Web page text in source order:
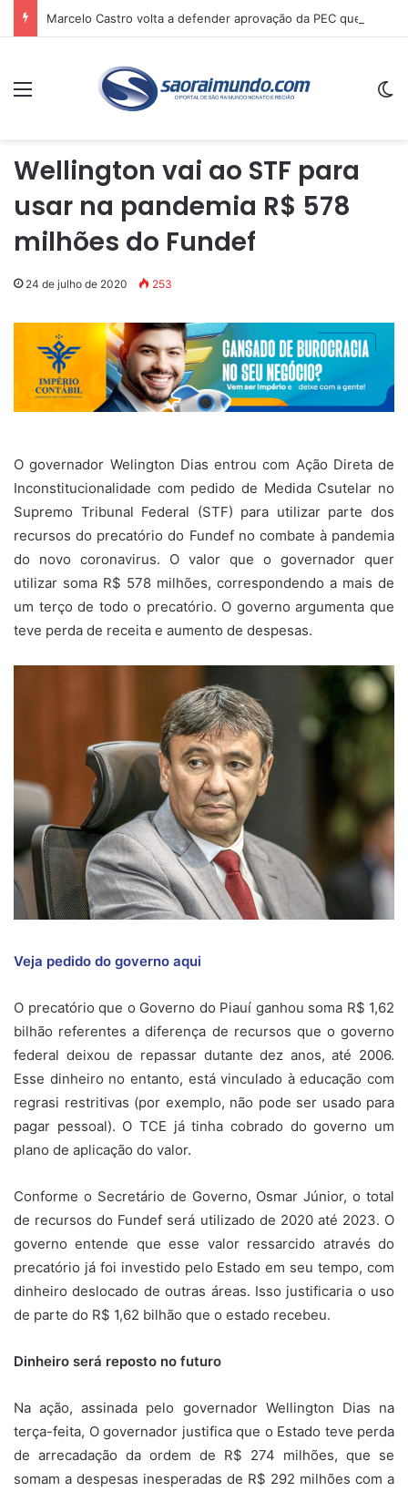
Menu
Wellington vai ao STF para
usar na pandemia R$ 578
milhões do Fundef
24 de julho de 2020 253
O governador Welington Dias entrou com Ação Direta de
Inconstitucionalidade com pedido de Medida Csutelar no
Supremo Tribunal Federal (STF) para utilizar parte dos
recursos do precatório do Fundef no combate à pandemia
do novo coronavirus. O valor que o governador quer
utilizar soma R$ 578 milhões, correspondendo a mais de
um terço de todo o precatório. O governo argumenta que
teve perda de receita e aumento de despesas.
Veja pedido do governo aqui
O precatório que o Governo do Piauí ganhou soma R$ 1,62
bilhão referentes a diferença de recursos que o governo
federal deixou de repassar dutante dez anos, até 2006.
Esse dinheiro no entanto, está vinculado à educação com
regrasi restritivas (por exemplo, não pode ser usado para
pagar pessoal). O TCE já tinha cobrado do governo um
plano de aplicação do valor.
Conforme o Secretário de Governo, Osmar Júnior, o total
de recursos do Fundef será utilizado de 2020 até 2023. O
governo entende que esse valor ressarcido através do
precatório já foi investido pelo Estado em seu tempo, com
dinheiro deslocado de outras áreas. Isso justificaria o uso
de parte do R$ 1,62 bilhão que o estado recebeu.
Dinheiro será reposto no futuro
Na ação, assinada pelo governador Wellington Dias na
terça-feita, O governador justifica que o Estado teve perda
de arrecadação da ordem de R$ 274 milhões, que se
somam a despesas inesperadas de R$ 292 milhões com a